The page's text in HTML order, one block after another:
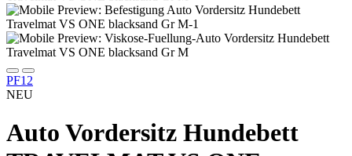
PF12
NEU
Auto Vordersitz Hundebett